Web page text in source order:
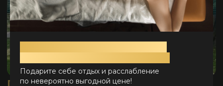
Подарите себе отдых и расслабление
по невероятно выгодной цене!